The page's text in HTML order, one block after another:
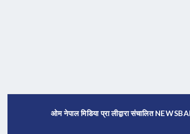
ओम नेपाल मिडिया प्रा लीद्वारा संचालित